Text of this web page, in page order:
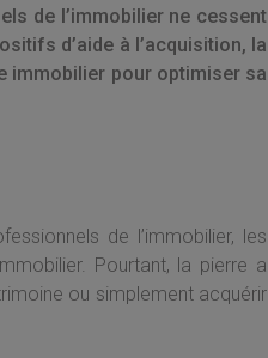
de l’immobilier ne cessent
d’aide à l’acquisition, la
immobilier pour optimiser sa
de l’immobilier, les
Pourtant, la pierre a
ou simplement acquérir